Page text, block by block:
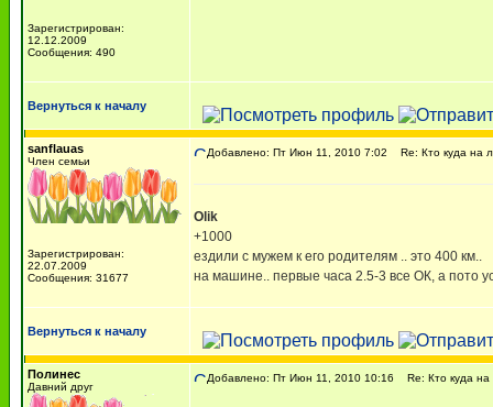
Зарегистрирован:
12.12.2009
Сообщения: 490
Вернуться к началу
sanflauas
Член семьи
Зарегистрирован:
22.07.2009
Сообщения: 31677
Добавлено: Пт Июн 11, 2010 7:02 Re: Кто куда на
Olik
+1000
ездили с мужем к его родителям .. это 400 км..
на машине.. первые часа 2.5-3 все ОК, а пото
Вернуться к началу
Полинес
Давний друг
Добавлено: Пт Июн 11, 2010 10:16 Re: Кто куда